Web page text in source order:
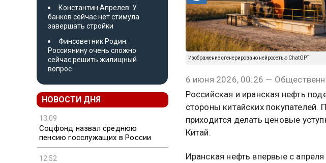
Константин Апрелев: У
банков сейчас нет стимула
завершать стройки
Финсоветник Родин:
Россиянину очень сложно
сейчас решить жилищный
вопрос
НОВОСТИ ДНЯ
13:09
Соцфонд назвал среднюю
пенсию госслужащих в России
12:52
Изображение сгенерировано нейросетью ChatGPT
6 июня 2026, 00:26 —
Российская и иранская нефть
стороны китайских
приходится делать ценовые
Китай.
Иранская нефть впервые с